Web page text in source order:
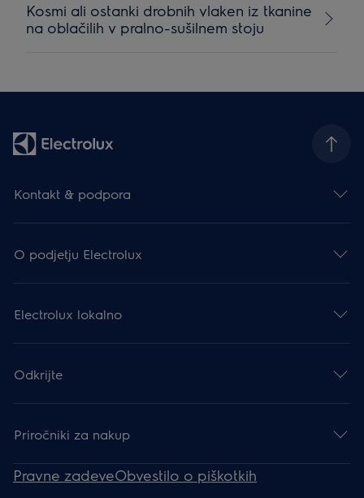
Kosmi ali ostanki drobnih vlaken iz tkanine
na oblačilih v pralno-sušilnem stoju
Kontakt & podpora
O podjetju Electrolux
Electrolux lokalno
Odkrijte
Priročniki za nakup
Pravne zadeveObvestilo o piškotkih